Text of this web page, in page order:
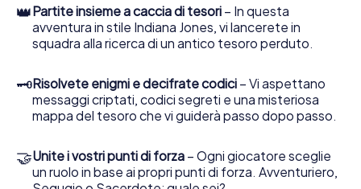
👑Partite insieme a caccia di tesori – In questa
avventura in stile Indiana Jones, vi lancerete in
squadra alla ricerca di un antico tesoro perduto.
🗝Risolvete enigmi e decifrate codici – Vi aspettano
messaggi criptati, codici segreti e una misteriosa
mappa del tesoro che vi guiderà passo dopo passo.
🤝Unite i vostri punti di forza – Ogni giocatore sceglie
un ruolo in base ai propri punti di forza. Avventuriero,